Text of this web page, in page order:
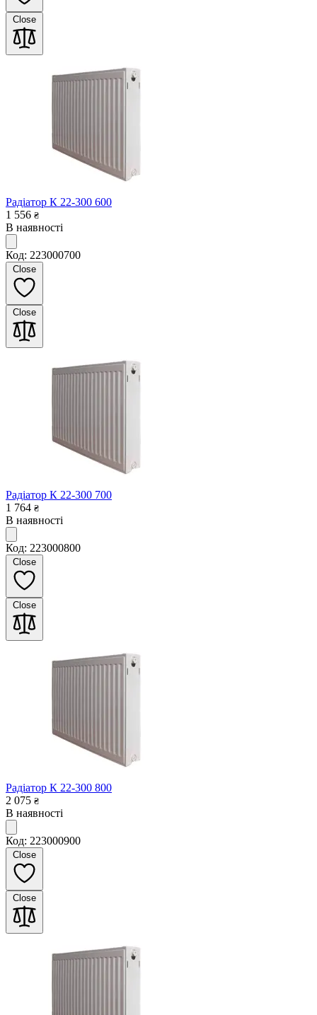
Close
Радіатор К 22-300 600
1 556 ₴
В наявності
Код: 223000700
Close
Close
Радіатор К 22-300 700
1 764 ₴
В наявності
Код: 223000800
Close
Close
Радіатор К 22-300 800
2 075 ₴
В наявності
Код: 223000900
Close
Close